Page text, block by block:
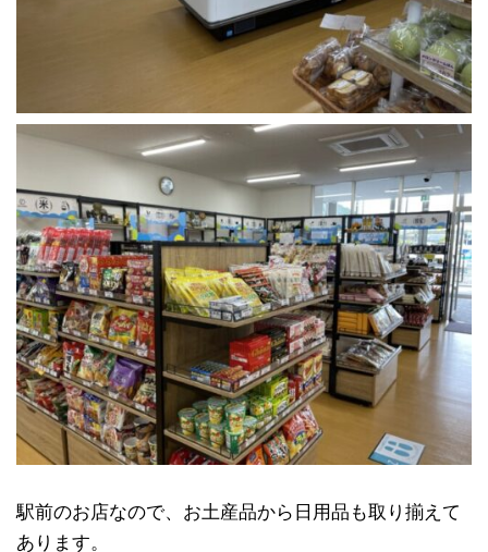
駅前のお店なので、お土産品から日用品も取り揃えて
あります。